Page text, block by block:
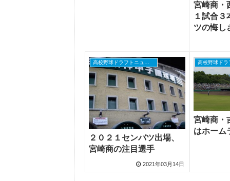
宮崎商・
１試合３
ツの悔し
２０２１センバツ出場、
宮崎商の注目選手
2021年03月14日
宮崎商・
はホーム